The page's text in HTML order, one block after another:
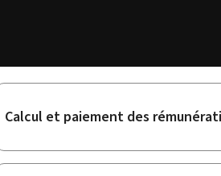
Sous-
rubriques
Calcul et paiement des